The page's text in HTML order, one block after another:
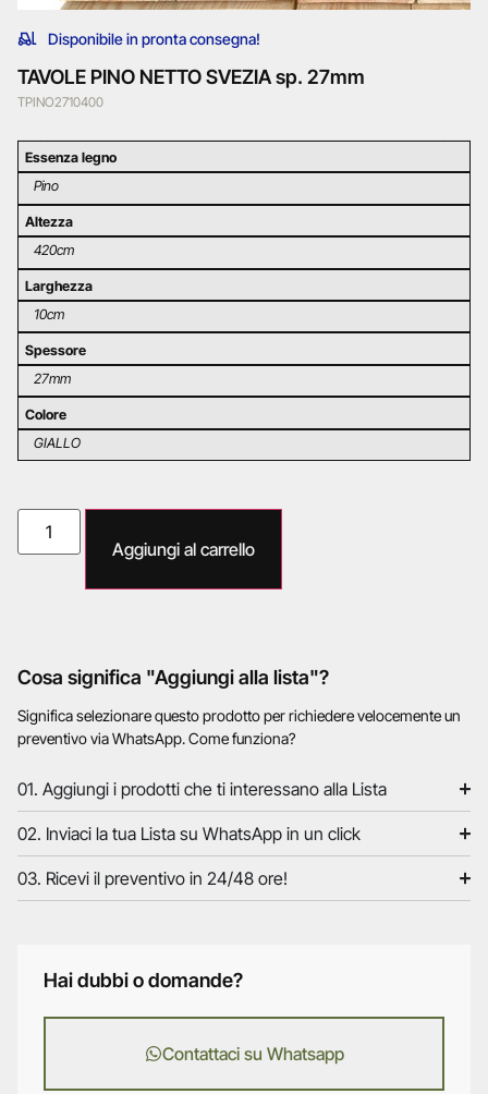
Disponibile in pronta consegna!
TAVOLE PINO NETTO SVEZIA sp. 27mm
TPINO2710400
Essenza legno
Pino
Altezza
420cm
Larghezza
10cm
Spessore
27mm
Colore
GIALLO
Aggiungi al carrello
Cosa significa "Aggiungi alla lista"?
Significa selezionare questo prodotto per richiedere velocemente un
preventivo via WhatsApp. Come funziona?
01. Aggiungi i prodotti che ti interessano alla Lista
02. Inviaci la tua Lista su WhatsApp in un click
03. Ricevi il preventivo in 24/48 ore!
Hai dubbi o domande?
Contattaci su Whatsapp